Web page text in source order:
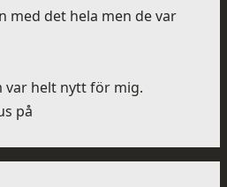
med det hela men de var
var helt nytt för mig.
på